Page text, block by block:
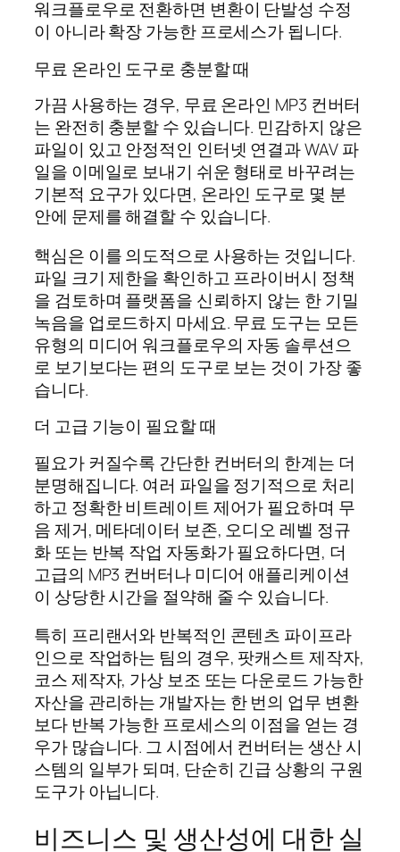
워크플로우로 전환하면 변환이 단발성 수정
이 아니라 확장 가능한 프로세스가 됩니다.
무료 온라인 도구로 충분할 때
가끔 사용하는 경우, 무료 온라인 MP3 컨버터
는 완전히 충분할 수 있습니다. 민감하지 않은
파일이 있고 안정적인 인터넷 연결과 WAV 파
일을 이메일로 보내기 쉬운 형태로 바꾸려는
기본적 요구가 있다면, 온라인 도구로 몇 분
안에 문제를 해결할 수 있습니다.
핵심은 이를 의도적으로 사용하는 것입니다.
파일 크기 제한을 확인하고 프라이버시 정책
을 검토하며 플랫폼을 신뢰하지 않는 한 기밀
녹음을 업로드하지 마세요. 무료 도구는 모든
유형의 미디어 워크플로우의 자동 솔루션으
로 보기보다는 편의 도구로 보는 것이 가장 좋
습니다.
더 고급 기능이 필요할 때
필요가 커질수록 간단한 컨버터의 한계는 더
분명해집니다. 여러 파일을 정기적으로 처리
하고 정확한 비트레이트 제어가 필요하며 무
음 제거, 메타데이터 보존, 오디오 레벨 정규
화 또는 반복 작업 자동화가 필요하다면, 더
고급의 MP3 컨버터나 미디어 애플리케이션
이 상당한 시간을 절약해 줄 수 있습니다.
특히 프리랜서와 반복적인 콘텐츠 파이프라
인으로 작업하는 팀의 경우, 팟캐스트 제작자,
코스 제작자, 가상 보조 또는 다운로드 가능한
자산을 관리하는 개발자는 한 번의 업무 변환
보다 반복 가능한 프로세스의 이점을 얻는 경
우가 많습니다. 그 시점에서 컨버터는 생산 시
스템의 일부가 되며, 단순히 긴급 상황의 구원
도구가 아닙니다.
비즈니스 및 생산성에 대한 실